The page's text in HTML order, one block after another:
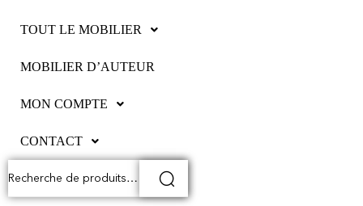
TOUT LE MOBILIER
MOBILIER D’AUTEUR
MON COMPTE
CONTACT